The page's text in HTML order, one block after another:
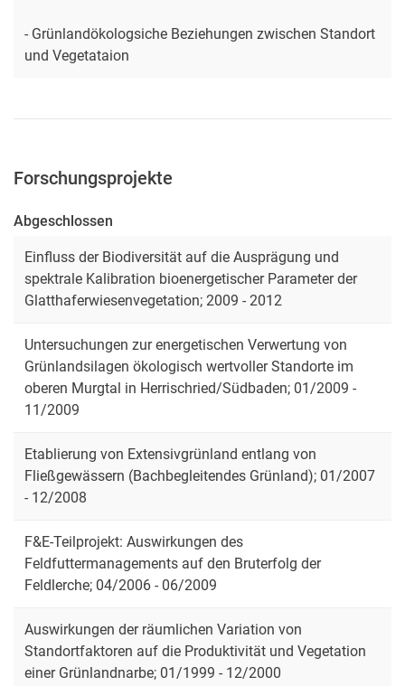
- Grünlandökologsiche Beziehungen zwischen Standort
und Vegetataion
Forschungsprojekte
Abgeschlossen
Einfluss der Biodiversität auf die Ausprägung und
spektrale Kalibration bioenergetischer Parameter der
Glatthaferwiesenvegetation; 2009 - 2012
Untersuchungen zur energetischen Verwertung von
Grünlandsilagen ökologisch wertvoller Standorte im
oberen Murgtal in Herrischried/Südbaden; 01/2009 -
11/2009
Etablierung von Extensivgrünland entlang von
Fließgewässern (Bachbegleitendes Grünland); 01/2007
- 12/2008
F&E-Teilprojekt: Auswirkungen des
Feldfuttermanagements auf den Bruterfolg der
Feldlerche; 04/2006 - 06/2009
Auswirkungen der räumlichen Variation von
Standortfaktoren auf die Produktivität und Vegetation
einer Grünlandnarbe; 01/1999 - 12/2000